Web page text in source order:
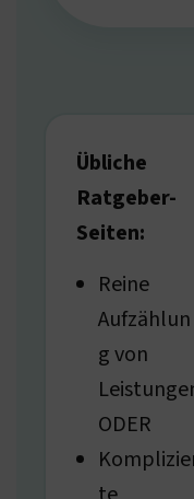
Übliche
Ratgeber-
Seiten:
Reine
Aufzählun
g von
ODER